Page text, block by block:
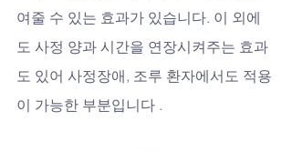
여줄 수 있는 효과가 있습니다. 이 외에
도 사정 양과 시간을 연장시켜주는 효과
도 있어 사정장애, 조루 환자에서도 적용
이 가능한 부분입니다 .